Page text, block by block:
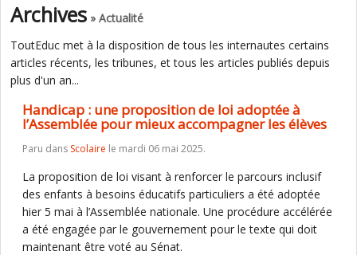
Archives » Actualité
ToutEduc met à la disposition de tous les internautes certains
articles récents, les tribunes, et tous les articles publiés depuis
plus d'un an...
Handicap : une proposition de loi adoptée à
l’Assemblée pour mieux accompagner les élèves
Paru dans Scolaire le mardi 06 mai 2025.
La proposition de loi visant à renforcer le parcours inclusif
des enfants à besoins éducatifs particuliers a été adoptée
hier 5 mai à l’Assemblée nationale. Une procédure accélérée
a été engagée par le gouvernement pour le texte qui doit
maintenant être voté au Sénat.